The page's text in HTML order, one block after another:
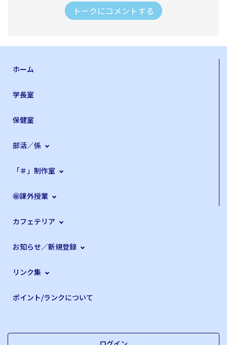
トークにコメントする
ホーム
学長室
保健室
部活／係
「＃」制作室
㊙課外授業
カフェテリア
お知らせ／新規登録
リンク集
ポイント/ランクについて